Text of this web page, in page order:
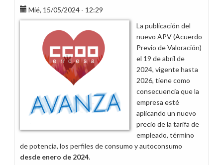
de
empleado
Mié, 15/05/2024 - 12:29
La publicación del
nuevo APV (Acuerdo
Previo de Valoración)
el 19 de abril de
2024, vigente hasta
2026, tiene como
consecuencia que la
empresa esté
aplicando un nuevo
precio de la tarifa de
empleado, término
de potencia, los perfiles de consumo y autoconsumo
desde enero de 2024.